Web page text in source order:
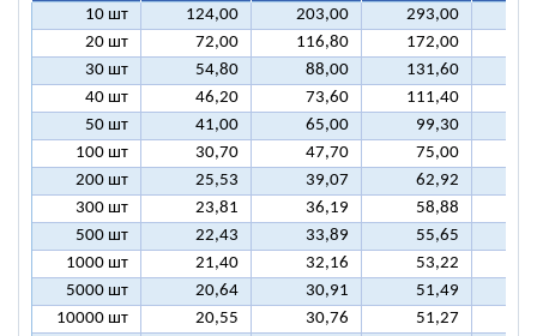
10 шт
124,00 203,00 293,00
20 шт
72,00 116,80 172,00
30 шт
54,80 88,00 131,60
40 шт
46,20 73,60 111,40
50 шт
41,00 65,00 99,30
100 шт
30,70 47,70 75,00
200 шт
25,53 39,07 62,92
300 шт
23,81 36,19 58,88
500 шт
22,43 33,89 55,65
1000 шт
21,40 32,16 53,22
5000 шт
20,64 30,91 51,49
10000 шт
20,55 30,76 51,27